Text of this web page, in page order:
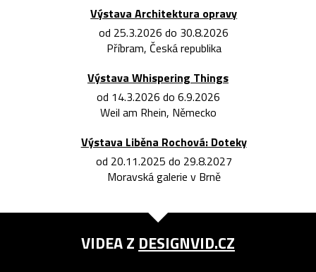
Výstava Architektura opravy
od 25.3.2026 do 30.8.2026
Příbram, Česká republika
Výstava Whispering Things
od 14.3.2026 do 6.9.2026
Weil am Rhein, Německo
Výstava Liběna Rochová: Doteky
od 20.11.2025 do 29.8.2027
Moravská galerie v Brně
VIDEA Z DESIGNVID.CZ